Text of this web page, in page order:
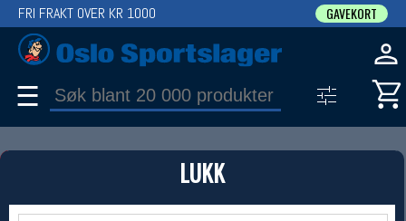
LUKK
FRI FRAKT OVER KR 1000 GAVEKORT
☰
PRODUKT
Produkter (1)
Bruk filter til å spisse søket